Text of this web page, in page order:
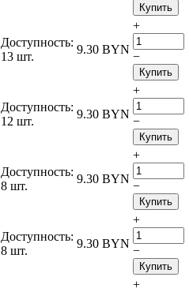
Купить
Доступность:
13 шт.
9.30 BYN
+
−
Купить
Доступность:
12 шт.
9.30 BYN
+
−
Купить
Доступность:
8 шт.
9.30 BYN
+
−
Купить
Доступность:
8 шт.
9.30 BYN
+
−
Купить
+